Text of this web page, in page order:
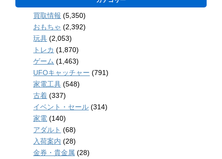
買取情報 (5,350)
おもちゃ (2,392)
玩具 (2,053)
トレカ (1,870)
ゲーム (1,463)
UFOキャッチャー (791)
家電工具 (548)
古着 (337)
イベント・セール (314)
家電 (140)
アダルト (68)
入荷案内 (28)
金券・貴金属 (28)